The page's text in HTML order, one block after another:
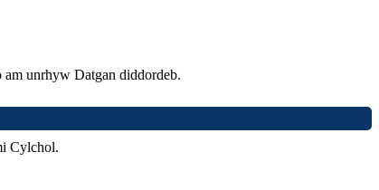
unrhyw Datgan diddordeb.
Cylchol.